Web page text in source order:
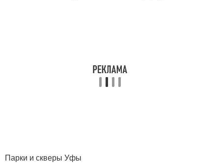
Парки и скверы Уфы